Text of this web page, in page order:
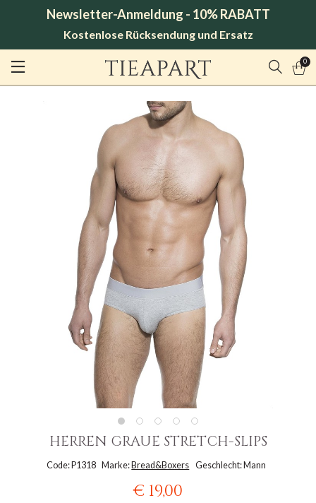
Newsletter-Anmeldung - 10% RABATT
Kostenlose Rücksendung und Ersatz
0
HERREN GRAUE STRETCH-SLIPS
Code: P1318 Marke: Bread&Boxers Geschlecht: Mann
€ 19,00